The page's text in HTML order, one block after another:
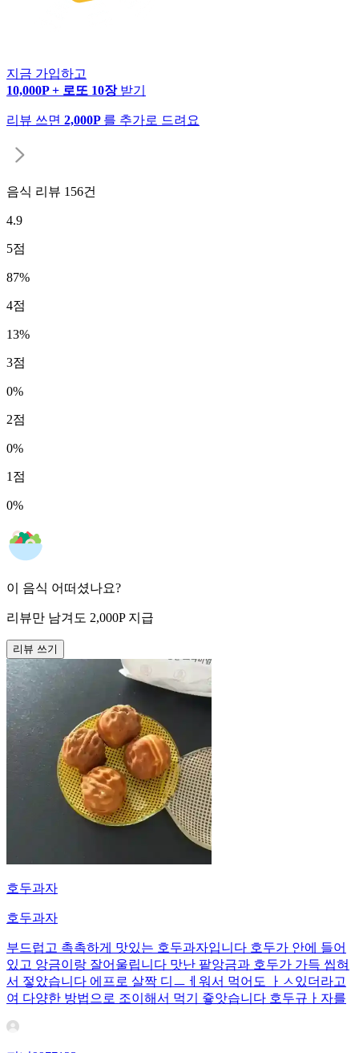
지금 가입하고
10,000P + 로또 10장 받기
리뷰 쓰면 2,000P 를 추가로 드려요
음식 리뷰 156건
4.9
5점
87%
4점
13%
3점
0%
2점
0%
1 점
0%
이 음식 어떠셨나요?
리뷰만 남겨도 2,000P 지급
리뷰 쓰기
호두과자
호두과자
부드럽고 촉촉하게 맛있는 호두과자입니다 호두가 안에 들어
있고 앙금이랑 잘어울립니다 맛난 팥앙금과 호두가 가득 씹혀
서 젛았습니다 에프로 살짝 디ㅡㅔ워서 먹어도 ㅏㅅ있더라고
여 다양한 방법으로 조이해서 먹기 즇앗습니다 호두규ㅏ자를